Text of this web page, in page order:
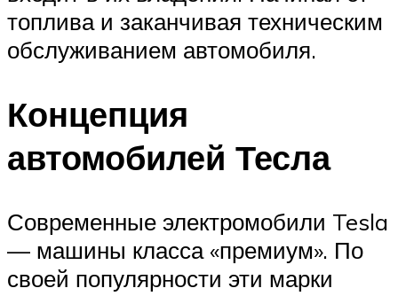
топлива и заканчивая техническим
обслуживанием автомобиля.
Концепция
автомобилей Тесла
Современные электромобили Tesla
— машины класса «премиум». По
своей популярности эти марки